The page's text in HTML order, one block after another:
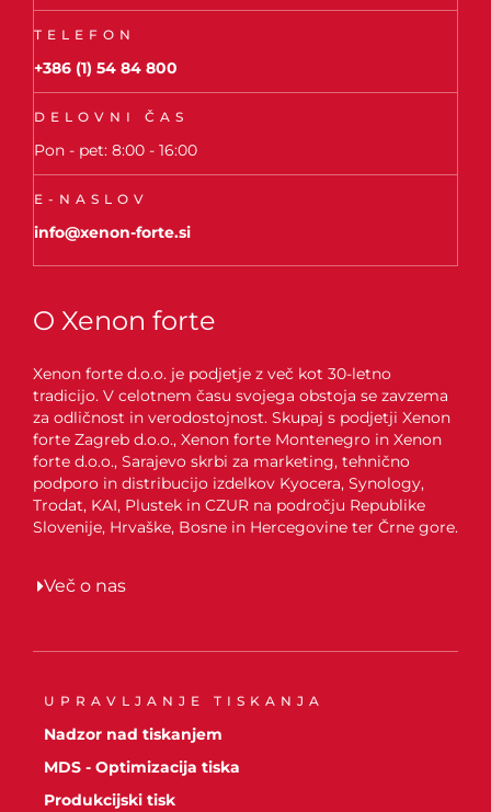
TELEFON
+386 (1) 54 84 800
DELOVNI ČAS
Pon - pet: 8:00 - 16:00
E-NASLOV
info@xenon-forte.si
O Xenon forte
Xenon forte d.o.o. je podjetje z več kot 30-letno
tradicijo. V celotnem času svojega obstoja se zavzema
za odličnost in verodostojnost. Skupaj s podjetji Xenon
forte Zagreb d.o.o., Xenon forte Montenegro in Xenon
forte d.o.o., Sarajevo skrbi za marketing, tehnično
podporo in distribucijo izdelkov Kyocera, Synology,
Trodat, KAI, Plustek in CZUR na področju Republike
Slovenije, Hrvaške, Bosne in Hercegovine ter Črne gore.
Več o nas
UPRAVLJANJE TISKANJA
Nadzor nad tiskanjem
MDS - Optimizacija tiska
Produkcijski tisk